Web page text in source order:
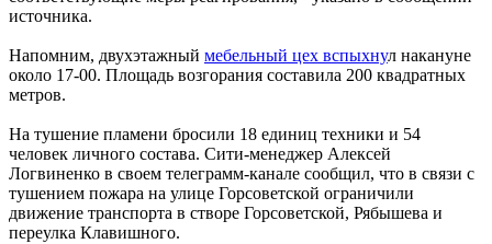
источника.
Напомним, двухэтажный мебельный цех вспыхнул накануне
около 17-00. Площадь возгорания составила 200 квадратных
метров.
На тушение пламени бросили 18 единиц техники и 54
человек личного состава. Сити-менеджер Алексей
Логвиненко в своем телеграмм-канале сообщил, что в связи с
тушением пожара на улице Горсоветской ограничили
движение транспорта в створе Горсоветской, Рябышева и
переулка Клавишного.